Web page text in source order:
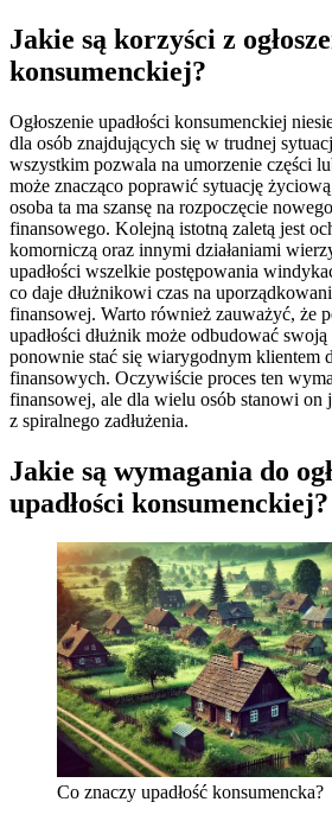
Jakie są korzyści z
konsumenckiej?
Ogłoszenie upadłości konsumenckiej
dla osób znajdujących się w trudnej
wszystkim pozwala na umorzenie części
może znacząco poprawić sytuację
osoba ta ma szansę na rozpoczęcie
finansowego. Kolejną istotną zaletą jest
komorniczą oraz innymi działaniami
upadłości wszelkie postępowania
co daje dłużnikowi czas na
finansowej. Warto również zauważyć, że
upadłości dłużnik może odbudować
ponownie stać się wiarygodnym klientem
finansowych. Oczywiście proces ten
finansowej, ale dla wielu osób stanowi on
z spiralnego zadłużenia.
Jakie są wymagania do
upadłości konsumenckiej?
Co znaczy upadłość konsumencka?